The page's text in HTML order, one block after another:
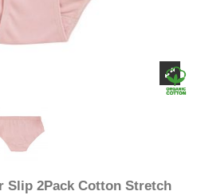
Slip 2Pack Cotton Stretch